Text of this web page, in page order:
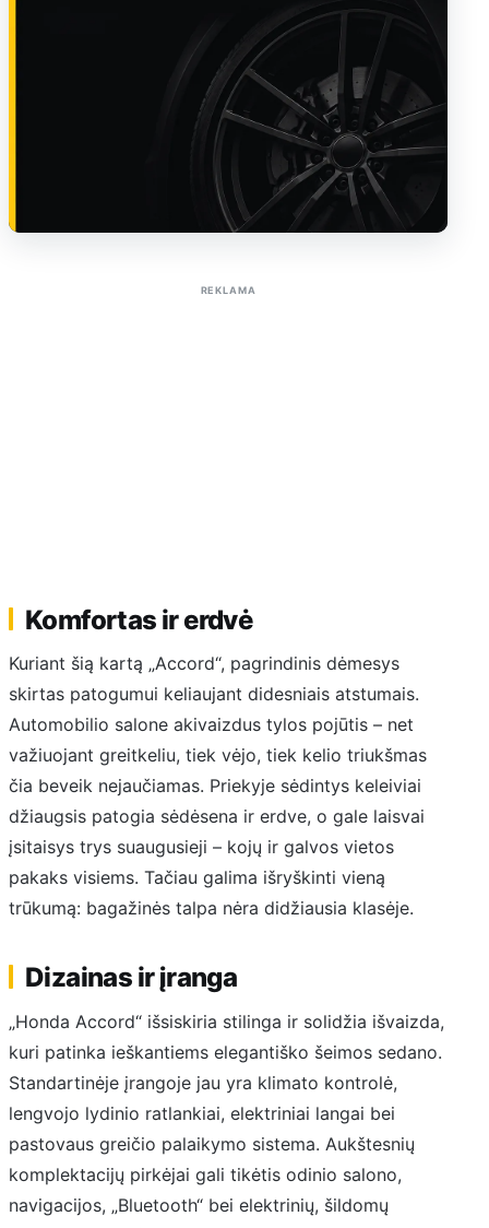
REKLAMA
Komfortas ir erdvė
Kuriant šią kartą „Accord“, pagrindinis dėmesys
skirtas patogumui keliaujant didesniais atstumais.
Automobilio salone akivaizdus tylos pojūtis – net
važiuojant greitkeliu, tiek vėjo, tiek kelio triukšmas
čia beveik nejaučiamas. Priekyje sėdintys keleiviai
džiaugsis patogia sėdėsena ir erdve, o gale laisvai
įsitaisys trys suaugusieji – kojų ir galvos vietos
pakaks visiems. Tačiau galima išryškinti vieną
trūkumą: bagažinės talpa nėra didžiausia klasėje.
Dizainas ir įranga
„Honda Accord“ išsiskiria stilinga ir solidžia išvaizda,
kuri patinka ieškantiems elegantiško šeimos sedano.
Standartinėje įrangoje jau yra klimato kontrolė,
lengvojo lydinio ratlankiai, elektriniai langai bei
pastovaus greičio palaikymo sistema. Aukštesnių
komplektacijų pirkėjai gali tikėtis odinio salono,
navigacijos, „Bluetooth“ bei elektrinių, šildomų